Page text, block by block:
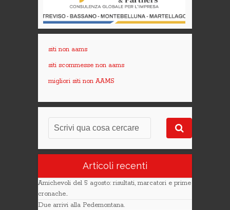
siti non aams
siti scommesse non aams
migliori siti non AAMS
Articoli recenti
Amichevoli del 5 agosto: risultati, marcatori e prime
cronache..
Due arrivi alla Pedemontana.